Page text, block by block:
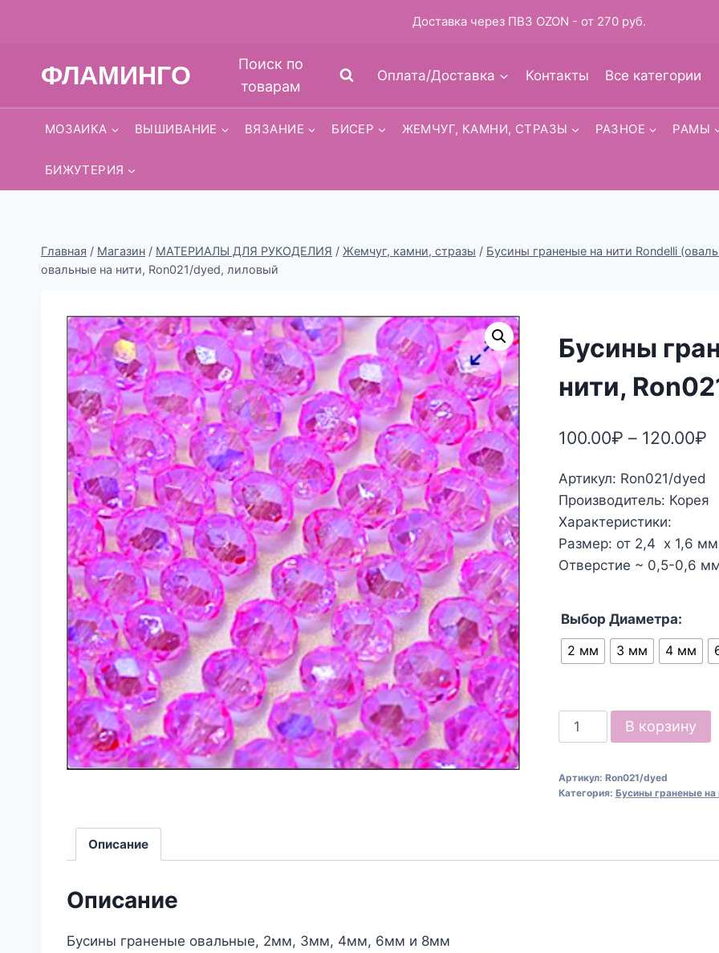
ФЛАМИНГО
Поиск по
товарам
Оплата/Доставка Контакты Все категории
МОЗАИКА ВЫШИВАНИЕ ВЯЗАНИЕ БИСЕР ЖЕМЧУГ, КАМНИ, СТРАЗЫ РАЗНОЕ РАМЫ
БИЖУТЕРИЯ
Главная / Магазин / МАТЕРИАЛЫ ДЛЯ РУКОДЕЛИЯ / Жемчуг, камни, стразы / Бусины граненые на нити Rondelli
овальные на нити, Ron021/dyed, лиловый
Бусины
нити,
100.00₽ – 120.00₽
Артикул: Ron021/dyed
Производитель: Корея
Характеристики:
Размер: от 2,4 х 1,6
Отверстие ~ 0,5-0,6
Выбор Диаметра:
2 мм
3 мм 4 мм
Количество
товара
граненые
В корзину
Артикул: Ron021/dyed
Категория: Бусины граненые
Описание
Описание
Бусины граненые овальные, 2мм, 3мм, 4мм, 6мм и 8мм
Доставка через ПВЗ OZON - от 270 руб.